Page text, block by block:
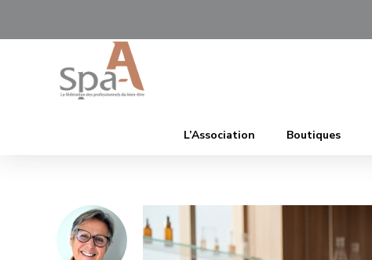
L’Association Boutiques